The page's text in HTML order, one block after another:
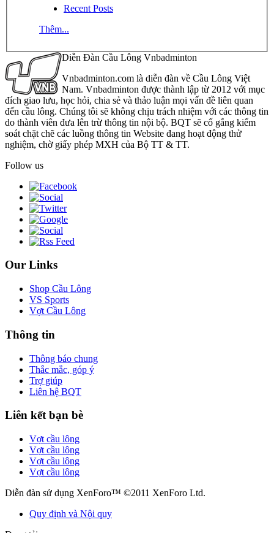
Recent Posts
Thêm...
Diễn Đàn Cầu Lông Vnbadminton
Vnbadminton.com là diễn đàn về Cầu Lông Việt
Nam. Vnbadminton được thành lập từ 2012 với mục
đích giao lưu, học hỏi, chia sẻ và thảo luận mọi vấn đề liên quan
đến cầu lông. Chúng tôi sẽ không chịu trách nhiệm với các thông tin
do thành viên đưa lên trừ thông tin nội bộ. BQT sẽ cố gắng kiểm
soát chặt chẽ các luồng thông tin Website đang hoạt động thử
nghiệm, chờ giấy phép MXH của Bộ TT & TT.
Follow us
Our Links
Shop Cầu Lông
VS Sports
Vợt Cầu Lông
Thông tin
Thông báo chung
Thắc mắc, góp ý
Trợ giúp
Liên hệ BQT
Liên kết bạn bè
Vợt cầu lông
Vợt cầu lông
Vợt cầu lông
Vợt cầu lông
Diễn đàn sử dụng XenForo™ ©2011 XenForo Ltd.
Quy định và Nội quy